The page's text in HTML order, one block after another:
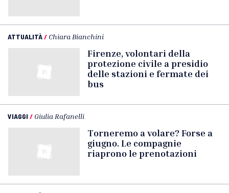
ATTUALITÀ/ Chiara Bianchini
Firenze, volontari della
protezione civile a presidio
delle stazioni e fermate dei
bus
VIAGGI / Giulia Rafanelli
Torneremo a volare? Forse a
giugno. Le compagnie
riaprono le prenotazioni